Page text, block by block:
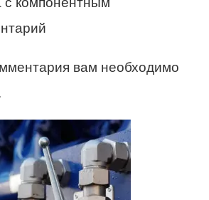
вам необходимо